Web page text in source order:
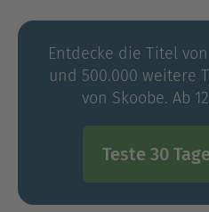
Entdecke die Titel
und 500.000 weitere
von Skoobe. Ab
Teste 30